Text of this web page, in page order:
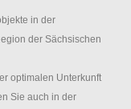
in der
der Sächsischen
optimalen Unterkunft
Sie auch in der